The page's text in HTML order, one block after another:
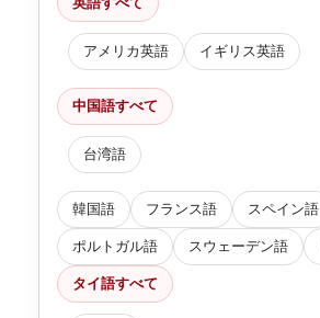
アメリカ英語 イギリス英語
中国語すべて
台湾語
韓国語 フランス語 スペイン語
ポルトガル語 スウェーデン語
タイ語すべて